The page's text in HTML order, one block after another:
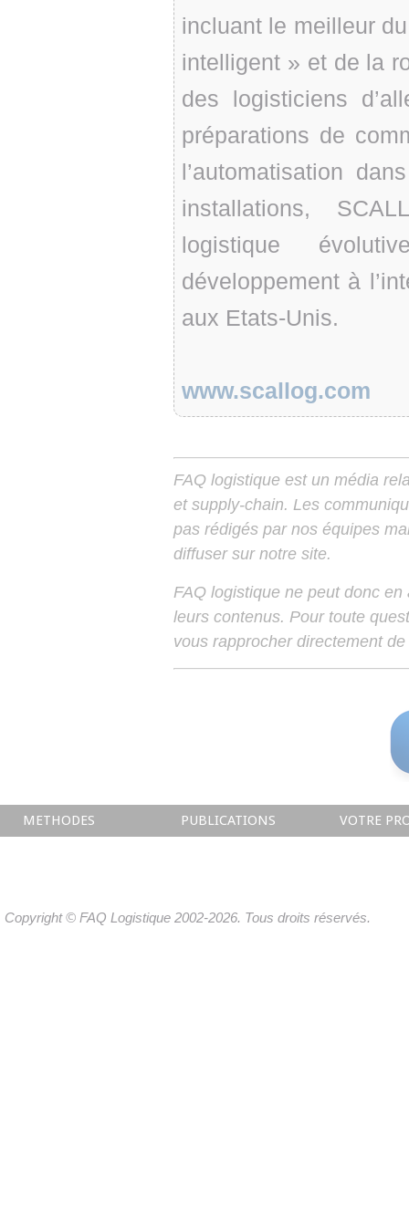
incluant le meilleur
intelligent » et de la
des logisticiens
préparations de
l’automatisation
installations,
logistique
développement à
aux Etats-Unis.
www.scallog.com
FAQ logistique est un média
et supply-chain. Les
pas rédigés par nos équipes
diffuser sur notre site.
FAQ logistique ne peut donc
leurs contenus. Pour toute
vous rapprocher directement
METHODES PUBLICATIONS VOTRE
Copyright © FAQ Logistique 2002-2026. Tous droits réservés.